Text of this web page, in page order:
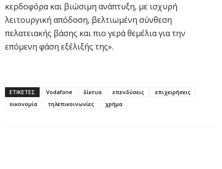
κερδοφόρα και βιώσιμη ανάπτυξη, με ισχυρή
λειτουργική απόδοση, βελτιωμένη σύνθεση
πελατειακής βάσης και πιο γερά θεμέλια για την
επόμενη φάση εξέλιξής της».
ΕΤΙΚΕΤΕΣ Vodafone δίκτυα επενδύσεις
επιχειρήσεις
οικονομία
τηλεπικοινωνίες χρήμα